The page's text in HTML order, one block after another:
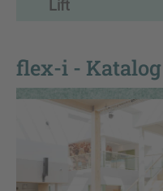
Lift
flex-i - Katalog